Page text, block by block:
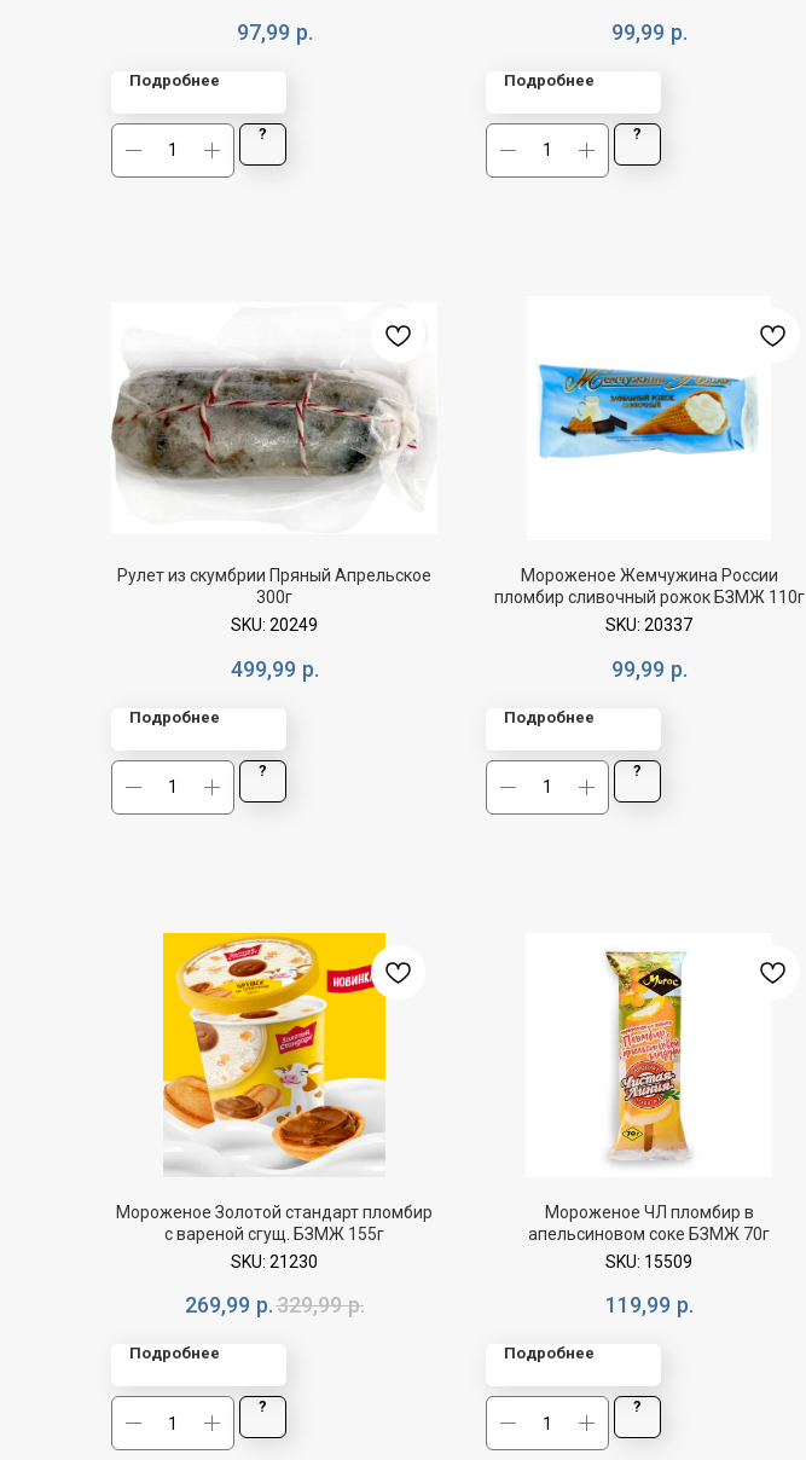
97,99 р.
Подробнее
?
99,99 р.
Подробнее
?
Рулет из скумбрии Пряный Апрельское
300г
SKU: 20249
499,99 р.
Подробнее
?
Мороженое Жемчужина России
пломбир сливочный рожок БЗМЖ 110г
SKU: 20337
99,99 р.
Подробнее
?
Мороженое Золотой стандарт пломбир
с вареной сгущ. БЗМЖ 155г
SKU: 21230
269,99 р.329,99 р.
Подробнее
?
Мороженое ЧЛ пломбир в
апельсиновом соке БЗМЖ 70г
SKU: 15509
119,99 р.
Подробнее
?